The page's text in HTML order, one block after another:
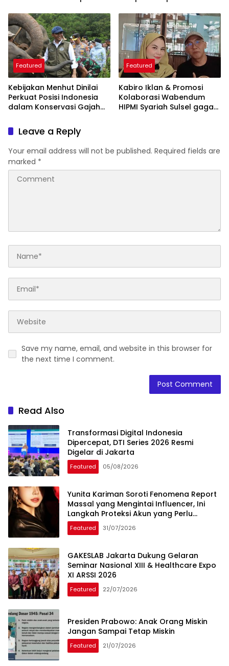
Featured
Kebijakan Menhut Dinilai
Perkuat Posisi Indonesia
dalam Konservasi Gajah
Featured
Kabiro Iklan & Promosi
Kolaborasi Wabendum
HIPMI Syariah Sulsel gagas
Leave a Reply
Your email address will not be published. Required fields are
marked *
Save my name, email, and website in this browser for
the next time I comment.
Read Also
Transformasi Digital Indonesia
Dipercepat, DTI Series 2026 Resmi
Digelar di Jakarta
Featured 05/08/2026
Yunita Kariman Soroti Fenomena Report
Massal yang Mengintai Influencer, Ini
Langkah Proteksi Akun yang Perlu
Diketahui
Featured 31/07/2026
GAKESLAB Jakarta Dukung Gelaran
Seminar Nasional XIII & Healthcare Expo
XI ARSSI 2026
Featured 22/07/2026
Presiden Prabowo: Anak Orang Miskin
Jangan Sampai Tetap Miskin
Featured 21/07/2026